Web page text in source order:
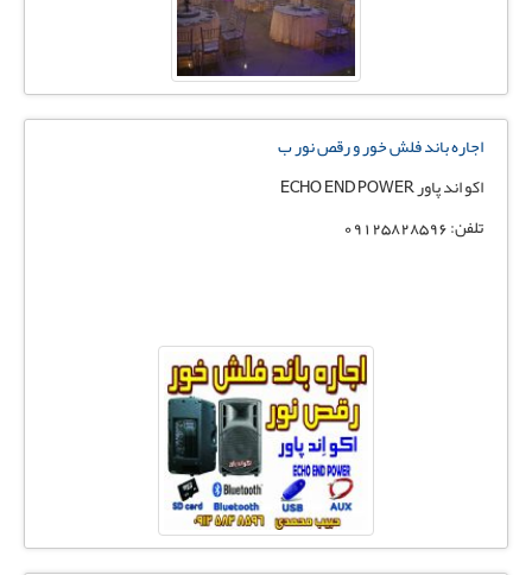
اجاره باند فلش خور و رقص نور ب
اکو اند پاور ECHO END POWER
تلفن: 09125828596